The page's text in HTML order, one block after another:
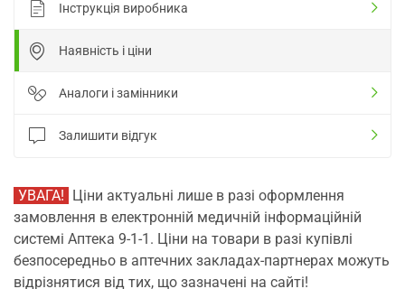
Інструкція виробника
Наявність і ціни
Аналоги і замінники
Залишити відгук
УВАГА! Ціни актуальні лише в разі оформлення
замовлення в електронній медичній інформаційній
системі Аптека 9-1-1. Ціни на товари в разі купівлі
безпосередньо в аптечних закладах-партнерах можуть
відрізнятися від тих, що зазначені на сайті!